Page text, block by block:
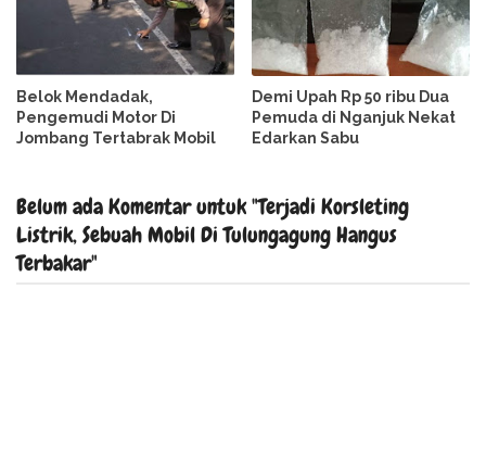
Belok Mendadak,
Pengemudi Motor Di
Jombang Tertabrak Mobil
Demi Upah Rp 50 ribu Dua
Pemuda di Nganjuk Nekat
Edarkan Sabu
Belum ada Komentar untuk "Terjadi Korsleting
Listrik, Sebuah Mobil Di Tulungagung Hangus
Terbakar"